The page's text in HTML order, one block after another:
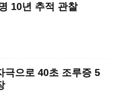
10년 추적 관찰
극으로 40초 조루증 5